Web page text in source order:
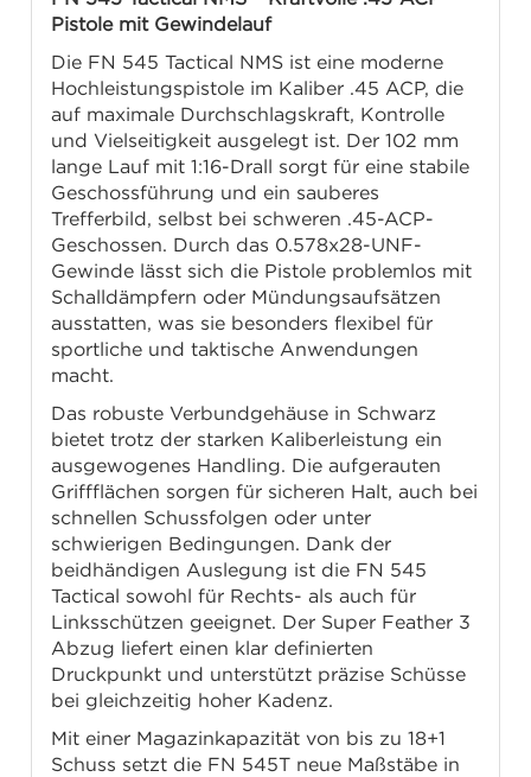
Pistole mit Gewindelauf
Die FN 545 Tactical NMS ist eine moderne
Hochleistungspistole im Kaliber .45 ACP, die
auf maximale Durchschlagskraft, Kontrolle
und Vielseitigkeit ausgelegt ist. Der 102 mm
lange Lauf mit 1:16-Drall sorgt für eine stabile
Geschossführung und ein sauberes
Trefferbild, selbst bei schweren .45-ACP-
Geschossen. Durch das 0.578x28-UNF-
Gewinde lässt sich die Pistole problemlos mit
Schalldämpfern oder Mündungsaufsätzen
ausstatten, was sie besonders flexibel für
sportliche und taktische Anwendungen
macht.
Das robuste Verbundgehäuse in Schwarz
bietet trotz der starken Kaliberleistung ein
ausgewogenes Handling. Die aufgerauten
Griffflächen sorgen für sicheren Halt, auch bei
schnellen Schussfolgen oder unter
schwierigen Bedingungen. Dank der
beidhändigen Auslegung ist die FN 545
Tactical sowohl für Rechts- als auch für
Linksschützen geeignet. Der Super Feather 3
Abzug liefert einen klar definierten
Druckpunkt und unterstützt präzise Schüsse
bei gleichzeitig hoher Kadenz.
Mit einer Magazinkapazität von bis zu 18+1
Schuss setzt die FN 545T neue Maßstäbe in